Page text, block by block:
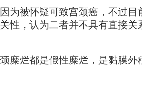
为被怀疑可致宫颈癌，不过目
性，认为二者并不具有直接关
糜烂都是假性糜烂，是黏膜外